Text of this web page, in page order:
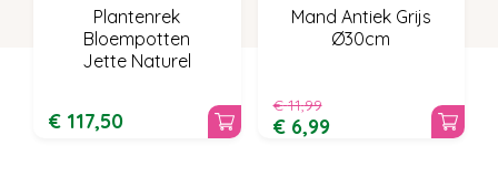
Plantenrek
Bloempotten
Jette Naturel
€ 117,50
Mand Antiek Grijs
Ø30cm
€ 11,99
€ 6,99